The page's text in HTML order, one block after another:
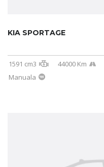
KIA SPORTAGE
1591 cm3 44000 Km
Manuala